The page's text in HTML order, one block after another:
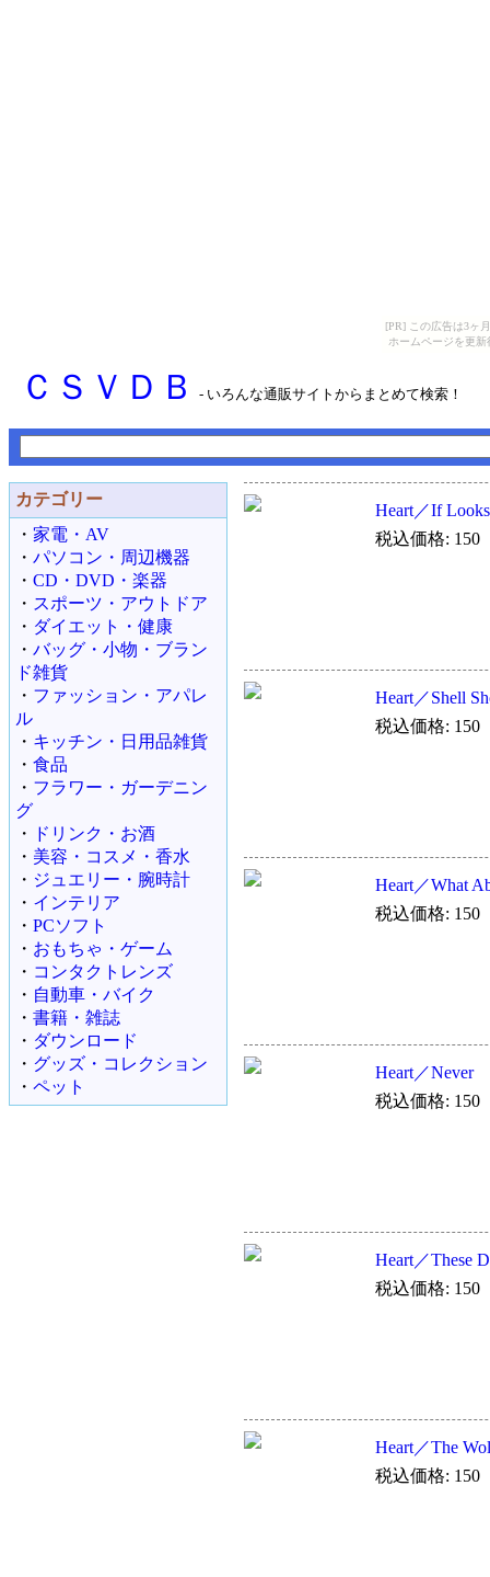
[PR] この広告は3ヶ
ホームページを更
ＣＳＶＤＢ - いろんな通販サイトからまとめて検索！
カテゴリー
・ 家電・AV
・ パソコン・周辺機器
・ CD・DVD・楽器
・ スポーツ・アウトドア
・ ダイエット・健康
・ バッグ・小物・ブラン
ド雑貨
・ ファッション・アパレ
ル
・ キッチン・日用品雑貨
・ 食品
・ フラワー・ガーデニン
グ
・
ドリンク・お酒
・ 美容・コスメ・香水
・ ジュエリー・腕時計
・ インテリア
・ PCソフト
・ おもちゃ・ゲーム
・ コンタクトレンズ
・ 自動車・バイク
・ 書籍・雑誌
・ ダウンロード
・ グッズ・コレクション
・ ペット
Heart／If
税込価格: 150
Heart／Shell
税込価格: 150
Heart／What
税込価格: 150
Heart／Never
税込価格: 150
Heart／These
税込価格: 150
Heart／The
税込価格: 150